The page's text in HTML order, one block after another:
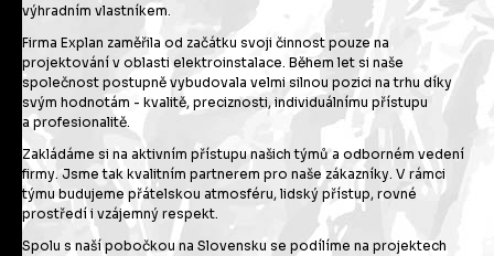
výhradním vlastníkem.
Firma Explan zaměřila od začátku svoji činnost pouze na
projektování v oblasti elektroinstalace. Během let si naše
společnost postupně vybudovala velmi silnou pozici na trhu díky
svým hodnotám - kvalitě, preciznosti, individuálnímu přístupu
a profesionalitě.
Zakládáme si na aktivním přístupu našich týmů a odborném vedení
firmy. Jsme tak kvalitním partnerem pro naše zákazníky. V rámci
týmu budujeme přátelskou atmosféru, lidský přístup, rovné
prostředí i vzájemný respekt.
Spolu s naší pobočkou na Slovensku se podílíme na projektech